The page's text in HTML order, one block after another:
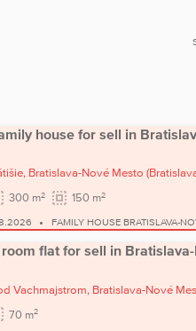
house for sell in
Bratislava-Nové Mesto
300 m2 150 m2
FAMILY HOUSE BRATISLAVA-
flat for sell in
Vachmajstrom, Bratislava-Nové
70 m2